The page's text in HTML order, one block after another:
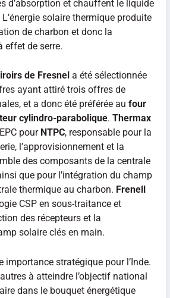
d’absorption et chauffent le liquide
solaire thermique produite
de charbon et donc la
effet de serre.
de Fresnel a été sélectionnée
ayant attiré trois offres de
et a donc été préférée au four
cylindro-parabolique. Thermax
pour NTPC, responsable pour la
l’approvisionnement et la
des composants de la centrale
que pour l’intégration du champ
thermique au charbon. Frenell
CSP en sous-traitance et
des récepteurs et la
solaire clés en main.
importance stratégique pour l’Inde.
à atteindre l’objectif national
dans le bouquet énergétique